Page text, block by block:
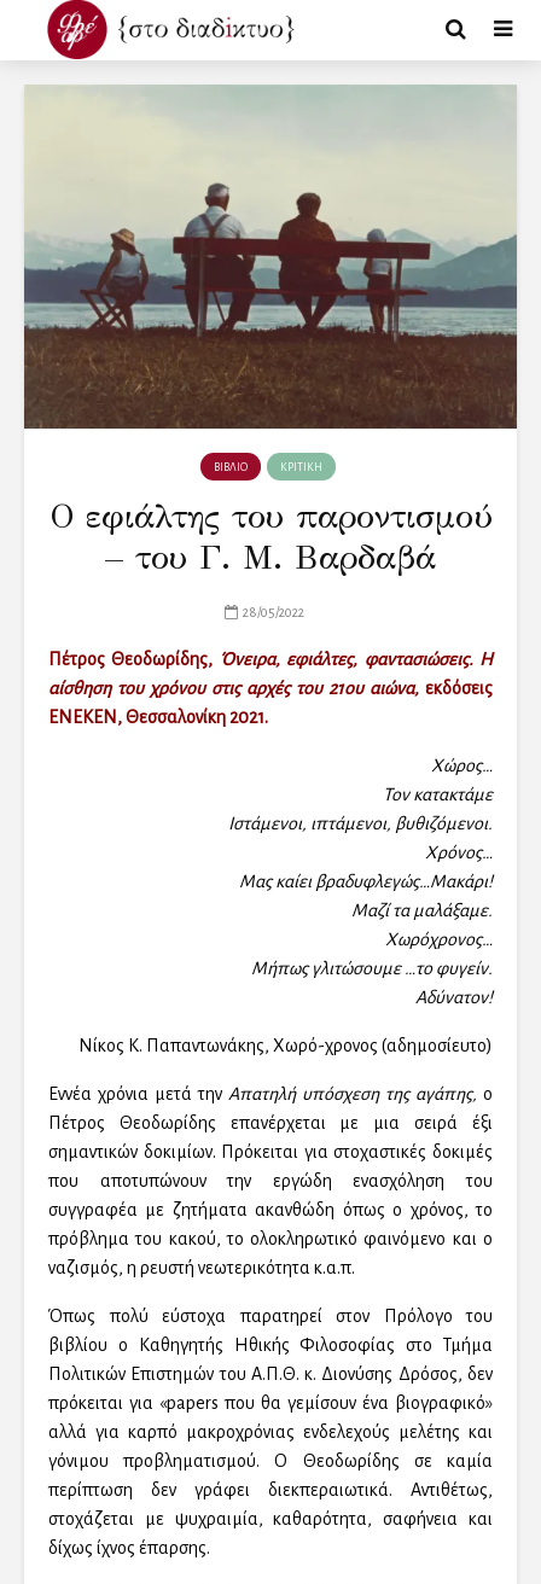
ΒΙΒΛΙΟ ΚΡΙΤΙΚΗ
Ο εφιάλτης του παροντισμού
– του Γ. Μ. Βαρδαβά
28/05/2022
Πέτρος Θεοδωρίδης, Όνειρα, εφιάλτες, φαντασιώσεις. Η
αίσθηση του χρόνου στις αρχές του 21ου αιώνα, εκδόσεις
ΕΝΕΚΕΝ, Θεσσαλονίκη 2021.
Χώρος…
Τον κατακτάμε
Ιστάμενοι, ιπτάμενοι, βυθιζόμενοι.
Χρόνος…
Μας καίει βραδυφλεγώς…Μακάρι!
Μαζί τα μαλάξαμε.
Χωρόχρονος…
Μήπως γλιτώσουμε …το φυγείν.
Αδύνατον!
Νίκος Κ. Παπαντωνάκης, Χωρό-χρονος (αδημοσίευτο)
Εννέα χρόνια μετά την Απατηλή υπόσχεση της αγάπης, ο
Πέτρος Θεοδωρίδης επανέρχεται με μια σειρά έξι
σημαντικών δοκιμίων. Πρόκειται για στοχαστικές δοκιμές
που αποτυπώνουν την εργώδη ενασχόληση του
συγγραφέα με ζητήματα ακανθώδη όπως ο χρόνος, το
πρόβλημα του κακού, το ολοκληρωτικό φαινόμενο και ο
ναζισμός, η ρευστή νεωτερικότητα κ.α.π.
Όπως πολύ εύστοχα παρατηρεί στον Πρόλογο του
βιβλίου ο Καθηγητής Ηθικής Φιλοσοφίας στο Τμήμα
Πολιτικών Επιστημών του Α.Π.Θ. κ. Διονύσης Δρόσος, δεν
πρόκειται για «papers που θα γεμίσουν ένα βιογραφικό»
αλλά για καρπό μακροχρόνιας ενδελεχούς μελέτης και
γόνιμου προβληματισμού. Ο Θεοδωρίδης σε καμία
περίπτωση δεν γράφει διεκπεραιωτικά. Αντιθέτως,
στοχάζεται με ψυχραιμία, καθαρότητα, σαφήνεια και
δίχως ίχνος έπαρσης.